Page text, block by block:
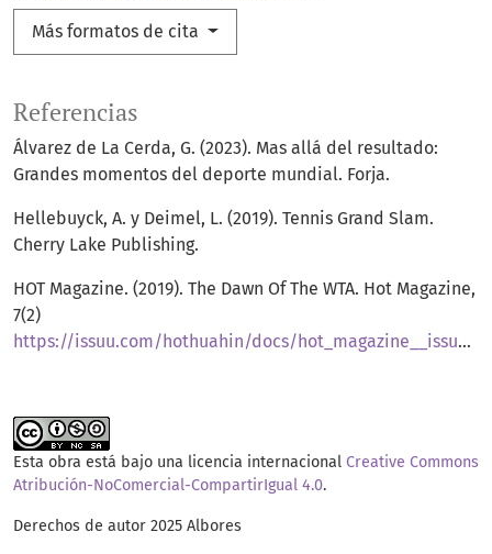
Más formatos de cita
Referencias
Álvarez de La Cerda, G. (2023). Mas allá del resultado:
Grandes momentos del deporte mundial. Forja.
Hellebuyck, A. y Deimel, L. (2019). Tennis Grand Slam.
Cherry Lake Publishing.
HOT Magazine. (2019). The Dawn Of The WTA. Hot Magazine,
7(2)
https://issuu.com/hothuahin/docs/hot_magazine__issue_2__volume_7/s/69327
Esta obra está bajo una licencia internacional Creative Commons
Atribución-NoComercial-CompartirIgual 4.0.
Derechos de autor 2025 Albores